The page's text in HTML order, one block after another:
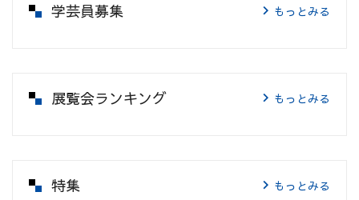
学芸員募集 もっとみる
展覧会ランキング もっとみる
特集 もっとみる